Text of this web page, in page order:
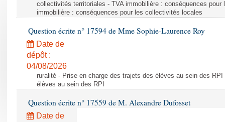
collectivités territoriales - TVA immobilière : conséquences
immobilière : conséquences pour les collectivités locales
Question écrite n° 17594 de Mme Sophie-Laurence Roy
Date de
dépôt :
04/08/2026
ruralité - Prise en charge des trajets des élèves au sein des
élèves au sein des RPI
Question écrite n° 17559 de M. Alexandre Dufosset
Date de